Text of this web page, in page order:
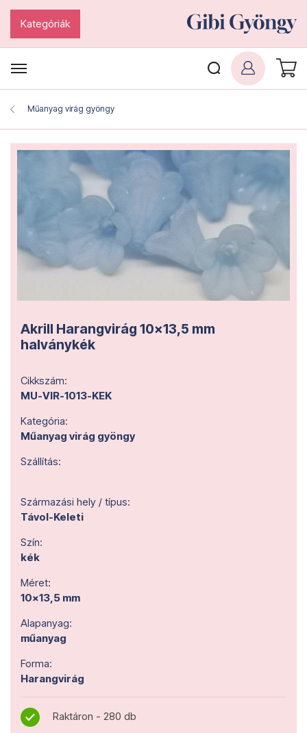
Kategóriák
Műanyag virág gyöngy
Akrill Harangvirág 10x13,5 mm
halványkék
Cikkszám:
MU-VIR-1013-KEK
Kategória:
Műanyag virág gyöngy
Szállítás:
Származási hely / típus:
Távol-Keleti
Szín:
kék
Méret:
10x13,5 mm
Alapanyag:
műanyag
Forma:
Harangvirág
Raktáron - 280 db